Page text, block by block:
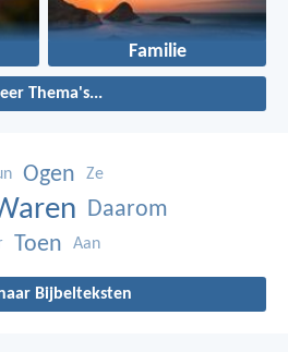
Familie
Thema's...
Ogen Ze
Daarom
Toen Aan
Bijbelteksten